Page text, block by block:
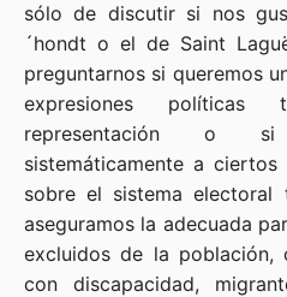
sólo de discutir si nos
´hondt o el de Saint
preguntarnos si queremos
expresiones políticas
representación o
sistemáticamente a ciertos
sobre el sistema electoral
aseguramos la adecuada
excluidos de la población,
con discapacidad,